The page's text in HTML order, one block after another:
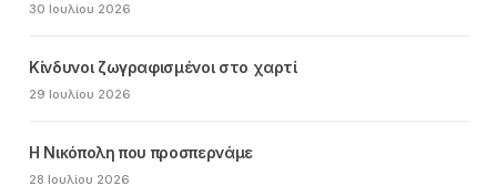
30 Ιουλίου 2026
Κίνδυνοι ζωγραφισμένοι στο χαρτί
29 Ιουλίου 2026
Η Νικόπολη που προσπερνάμε
28 Ιουλίου 2026